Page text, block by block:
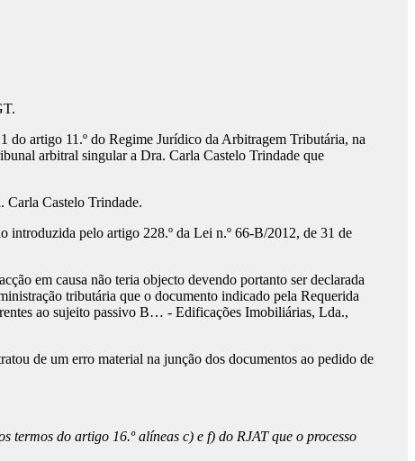
do artigo 11.º do Regime Jurídico da Arbitragem Tributária, na
arbitral singular a Dra. Carla Castelo Trindade que
Carla Castelo Trindade.
introduzida pelo artigo 228.º da Lei n.º 66-B/2012, de 31 de
em causa não teria objecto devendo portanto ser declarada
tributária que o documento indicado pela Requerida
ao sujeito passivo B… - Edificações Imobiliárias, Lda.,
de um erro material na junção dos documentos ao pedido de
termos do artigo 16.º alíneas c) e f) do RJAT que o processo